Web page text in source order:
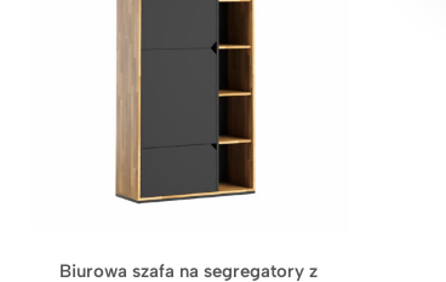
Biurowa szafa na segregatory z